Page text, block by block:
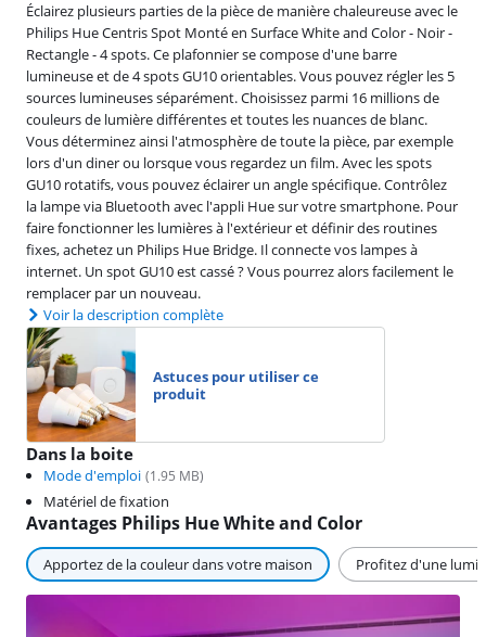
Éclairez plusieurs parties de la pièce de manière chaleureuse avec le
Philips Hue Centris Spot Monté en Surface White and Color - Noir -
Rectangle - 4 spots. Ce plafonnier se compose d'une barre
lumineuse et de 4 spots GU10 orientables. Vous pouvez régler les 5
sources lumineuses séparément. Choisissez parmi 16 millions de
couleurs de lumière différentes et toutes les nuances de blanc.
Vous déterminez ainsi l'atmosphère de toute la pièce, par exemple
lors d'un diner ou lorsque vous regardez un film. Avec les spots
GU10 rotatifs, vous pouvez éclairer un angle spécifique. Contrôlez
la lampe via Bluetooth avec l'appli Hue sur votre smartphone. Pour
faire fonctionner les lumières à l'extérieur et définir des routines
fixes, achetez un Philips Hue Bridge. Il connecte vos lampes à
internet. Un spot GU10 est cassé ? Vous pourrez alors facilement le
remplacer par un nouveau.
Voir la description complète
Astuces pour utiliser ce
produit
Dans la boite
Mode d'emploi (1.95 MB)
Matériel de fixation
Avantages Philips Hue White and Color
Apportez de la couleur dans votre maison Profitez d'une